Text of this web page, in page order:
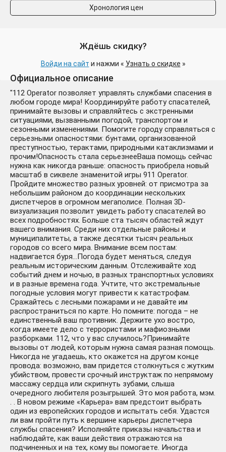
Россия (Global)
112 Operator (Steam Ключ)
РФ-СНГ-МИР + ПОДАРОК
212 ₽
-934 руб.
112 OPERATOR \ STEAM \
КЛЮЧ
177 ₽
-969 руб.
✅112 Operator + 2
Дополнения✔️Steam⭐+
35 Игр🎁АКЦИЯ⭐0%
Карты💳
100 ₽
Хронология цен
Ждёшь скидку?
Войди на сайт и нажми « Узнать о скидке »
Официальное описание
"112 Operator позволяет управлять службами спасения в
любом городе мира! Координируйте работу спасателей,
принимайте вызовы и справляйтесь с экстренными
ситуациями, вызванными погодой, транспортом и
сезонными изменениями. Помогите городу справляться с
серьезными опасностями: бунтами, организованной
преступностью, терактами, природными катаклизмами и
прочим!Опасность стала серьезнееВаша помощь сейчас
нужна как никогда раньше: опасность приобрела новый
масштаб в сиквеле знаменитой игры 911 Operator.
Пройдите множество разных уровней: от присмотра за
небольшим районом до координации нескольких
диспетчеров в огромном мегаполисе. Полная 3D-
визуализация позволит увидеть работу спасателей во
всех подробностях. Больше ста тысяч областей ждут
вашего внимания. Среди них отдельные районы и
муниципалитеты, а также десятки тысяч реальных
городов со всего мира. Внимание всем постам:
надвигается буря…Погода будет меняться, следуя
реальным историческим данным. Отслеживайте ход
событий днем и ночью, в разных транспортных условиях
и в разные времена года. Учтите, что экстремальные
погодные условия могут привести к катастрофам.
Сражайтесь с лесными пожарами и не давайте им
распространиться по карте. Но помните: погода – не
единственный ваш противник. Держите ухо востро,
когда имеете дело с террористами и мафиозными
разборками. 112, что у вас случилось?Принимайте
вызовы от людей, которым нужна самая разная помощь.
Никогда не угадаешь, кто окажется на другом конце
провода: возможно, вам придется столкнуться с жутким
убийством, провести срочный инструктаж по непрямому
массажу сердца или скрипнуть зубами, слыша
очередного любителя розыгрышей. Это моя работа, мэм.
. . В новом режиме «Карьера» вам предстоит выбрать
один из европейских городов и испытать себя. Удастся
ли вам пройти путь к вершине карьеры диспетчера
службы спасения? Исполняйте приказы начальства и
наблюдайте, как ваши действия отражаются на
подчиненных и на тех, кому вы помогаете. Иногда